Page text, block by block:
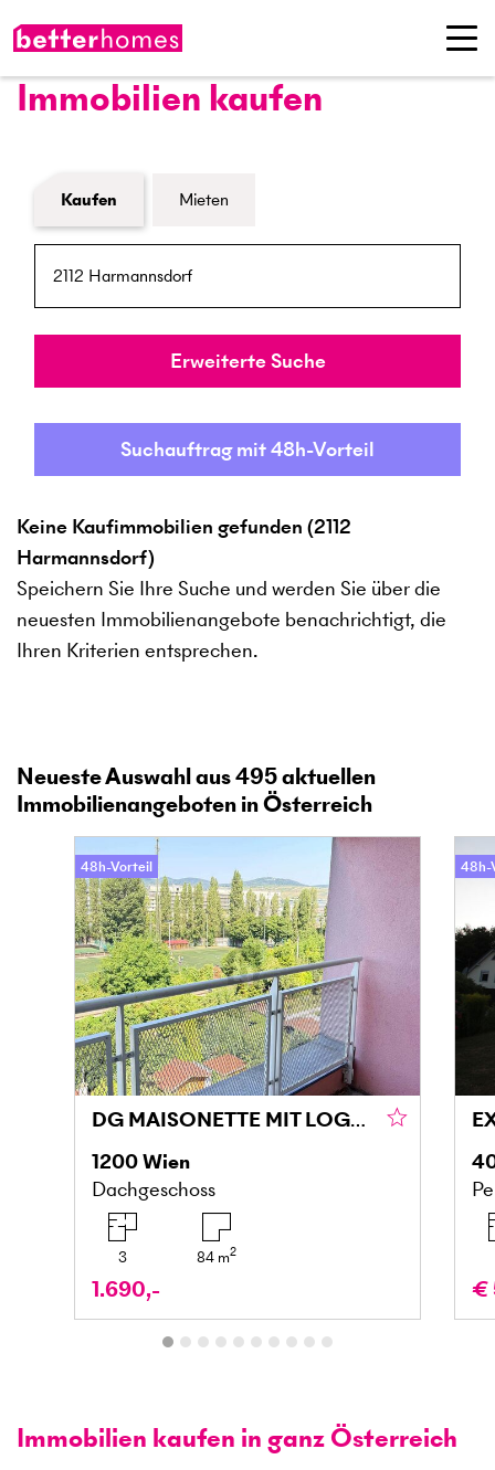
Immobilien kaufen
Formular Immobiliensuche
Kaufen Mieten
PLZ / Ort
Umkreis
Erweiterte Suche
Suchauftrag mit 48h-Vorteil
Keine Kaufimmobilien gefunden (2112
Harmannsdorf)
Speichern Sie Ihre Suche und werden Sie über die
neuesten Immobilienangebote benachrichtigt, die
Ihren Kriterien entsprechen.
Neueste Auswahl aus495aktuellen
Immobilienangeboten in Österreich
48h-Vorteil
DG MAISONETTE MIT LOGGIA UND GRÜNBLICK IN DONAU NÄHE
1200Wien
Dachgeschoss
3 84m2
1.690,-
48h-
€
Immobilien kaufen in ganz Österreich